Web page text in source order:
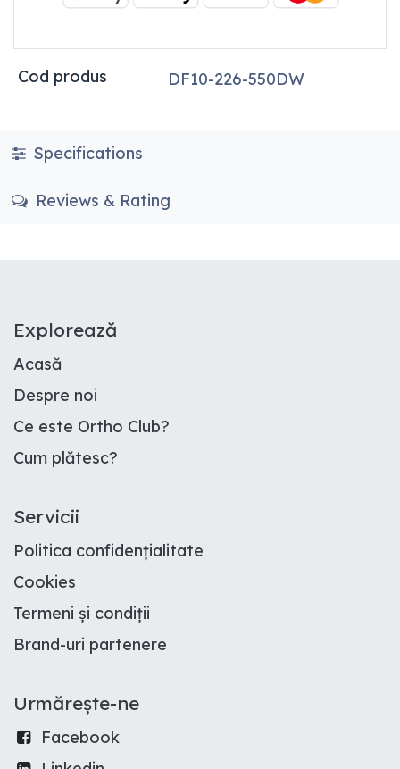
Cod produs DF10-226-550DW
Specifications
Reviews & Rating
E​xplorează
Acasă
Despre noi
Ce este Ortho Club?
Cum plătesc?
Servicii
Politica confidențialitate
Cookies
Termeni și condiții
Brand-uri partenere
Urmărește-ne
Facebook